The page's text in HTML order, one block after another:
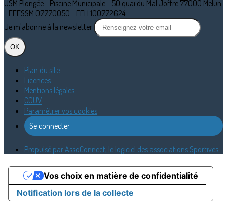
USM Plongée - Piscine Municipale - 50 quai du Mal Joffre 77000 Melun
- FFESSM 07770050 - FFH 100772624
Je m'abonne à la newsletter
OK
Plan du site
Licences
Mentions légales
CGUV
Paramétrer vos cookies
Se connecter
Propulsé par AssoConnect, le logiciel des associations Sportives
Notification lors de la collecte
Vos choix en matière de confidentialité